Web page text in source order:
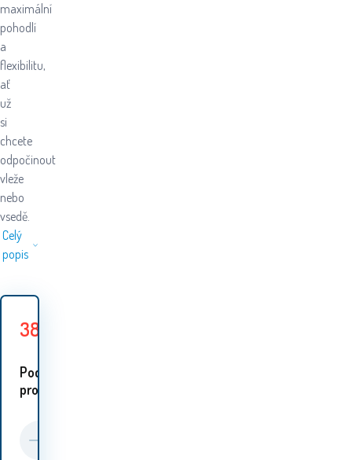
maximální
pohodlí
a
flexibilitu,
ať
už
si
chcete
odpočinout
vleže
nebo
vsedě.
Celý
popis
389
Podobné
proudukty: